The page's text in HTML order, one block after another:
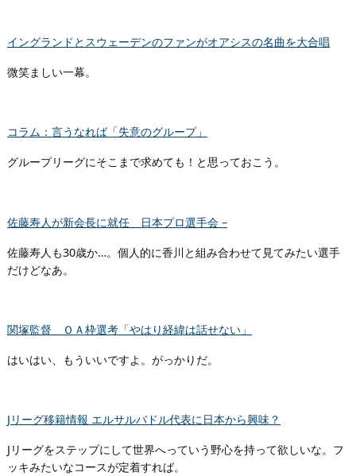
イングランドとスウェーデンのファンがオアシスの名曲を大合唱
微笑ましい一幕。
コラム：言うなれば「失意のグループ」
グループリーグにそこまで求めても！と思っておこう。
佐藤寿人が新会長に就任 日本プロ選手会 –
佐藤寿人も30歳か…。個人的に香川と組み合わせて見てみたい選手
だけどなあ。
関塚監督 ＯＡ枠選考「やはり経緯は話せない」
はいはい、もういいですよ。がっかりだ。
Jリーグ移籍情報 エルサルバドル代表に日本から興味？
Jリーグをステップにして世界へっていう野心を持って欲しいな。フ
ッキみたいなコースが定着すれば。